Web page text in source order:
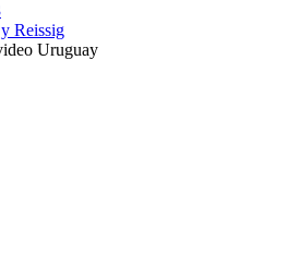
Reissig
Uruguay